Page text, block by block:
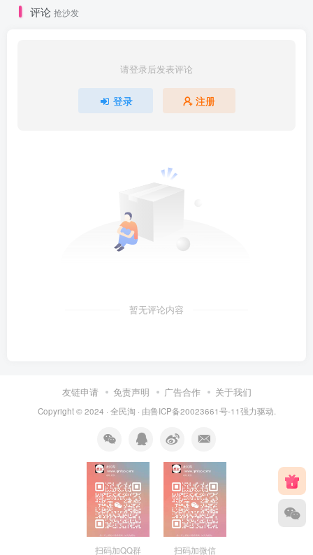
评论 抢沙发
请登录后发表评论
登录 注册
暂无评论内容
友链申请 免责声明 广告合作 关于我们
Copyright © 2024 · 全民淘 · 由鲁ICP备20023661号-11强力驱动.
扫码加QQ群 扫码加微信